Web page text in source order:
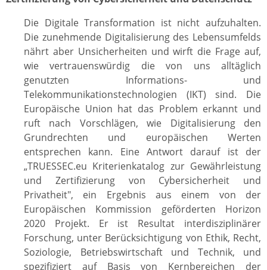
Die Digitale Transformation ist nicht aufzuhalten.
Die zunehmende Digitalisierung des Lebensumfelds
nährt aber Unsicherheiten und wirft die Frage auf,
wie vertrauenswürdig die von uns alltäglich
genutzten Informations- und
Telekommunikationstechnologien (IKT) sind. Die
Europäische Union hat das Problem erkannt und
ruft nach Vorschlägen, wie Digitalisierung den
Grundrechten und europäischen Werten
entsprechen kann. Eine Antwort darauf ist der
„TRUESSEC.eu Kriterienkatalog zur Gewährleistung
und Zertifizierung von Cybersicherheit und
Privatheit", ein Ergebnis aus einem von der
Europäischen Kommission geförderten Horizon
2020 Projekt. Er ist Resultat interdisziplinärer
Forschung, unter Berücksichtigung von Ethik, Recht,
Soziologie, Betriebswirtschaft und Technik, und
spezifiziert auf Basis von Kernbereichen der